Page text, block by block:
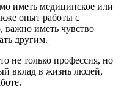
иметь медицинское или
опыт работы с
иметь чувство
другим.
не только профессия, но
вклад в жизнь людей,